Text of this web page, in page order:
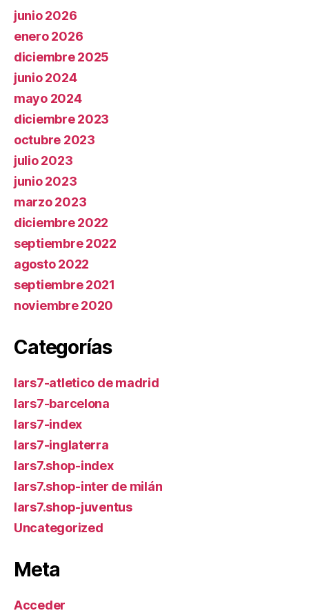
junio 2026
enero 2026
diciembre 2025
junio 2024
mayo 2024
diciembre 2023
octubre 2023
julio 2023
junio 2023
marzo 2023
diciembre 2022
septiembre 2022
agosto 2022
septiembre 2021
noviembre 2020
Categorías
lars7-atletico de madrid
lars7-barcelona
lars7-index
lars7-inglaterra
lars7.shop-index
lars7.shop-inter de milán
lars7.shop-juventus
Uncategorized
Meta
Acceder